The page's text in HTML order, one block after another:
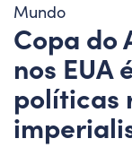
Mundo
Copa do
nos EUA
políticas